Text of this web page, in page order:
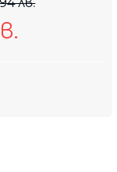
лв.